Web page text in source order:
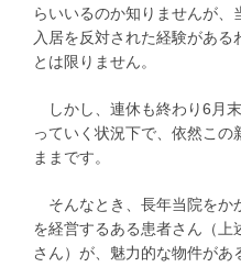
らいいるのか知りませんが、
入居を反対された経験があ
とは限りません。
しかし、連休も終わり6月
っていく状況下で、依然こ
ままです。
そんなとき、長年当院をか
を経営するある患者さん（
さん）が、魅力的な物件があ